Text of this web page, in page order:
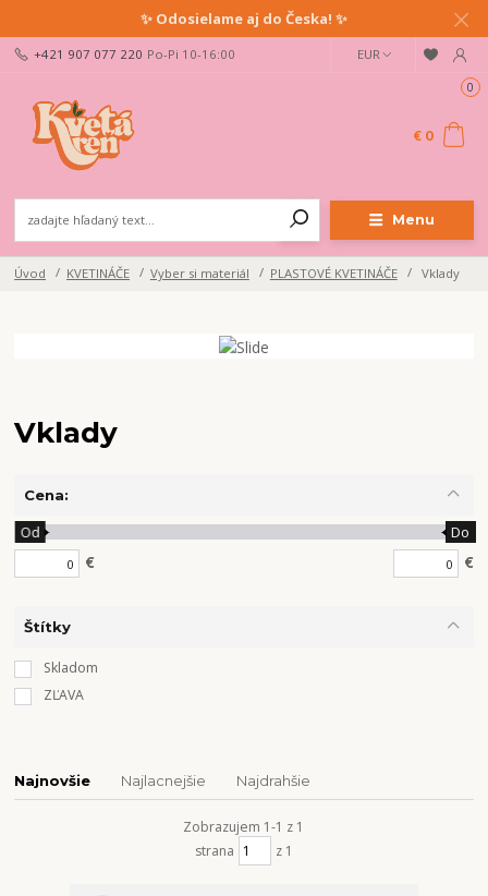
✨ Odosielame aj do Česka! ✨
Menu
EUR
+421 907 077 220 Po-Pi 10-16:00
0
€ 0
Úvod KVETINÁČE Vyber si materiál PLASTOVÉ KVETINÁČE Vklady
Vklady
Cena:
€
Od Do
€
Štítky
Skladom
ZĽAVA
Najnovšie Najlacnejšie Najdrahšie
Zobrazujem 1-1 z 1
strana
z 1